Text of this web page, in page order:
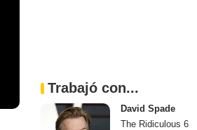
Trabajó con...
David Spade
The Ridiculous 6